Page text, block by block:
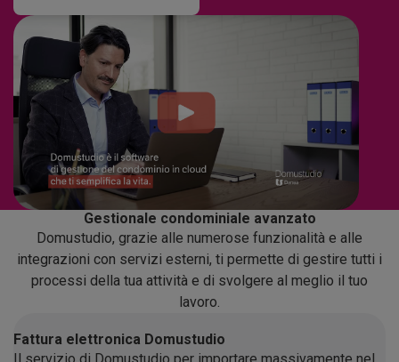
Gestionale condominiale avanzato
Domustudio, grazie alle numerose funzionalità e alle
integrazioni con servizi esterni, ti permette di gestire tutti i
processi della tua attività e di svolgere al meglio il tuo
lavoro.
Fattura elettronica Domustudio
Il servizio di Domustudio per importare massivamente nel